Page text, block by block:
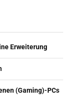
Erweiterung
(Gaming)-PCs